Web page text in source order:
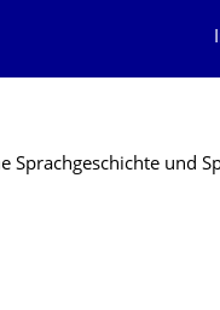
Sprachgeschichte und